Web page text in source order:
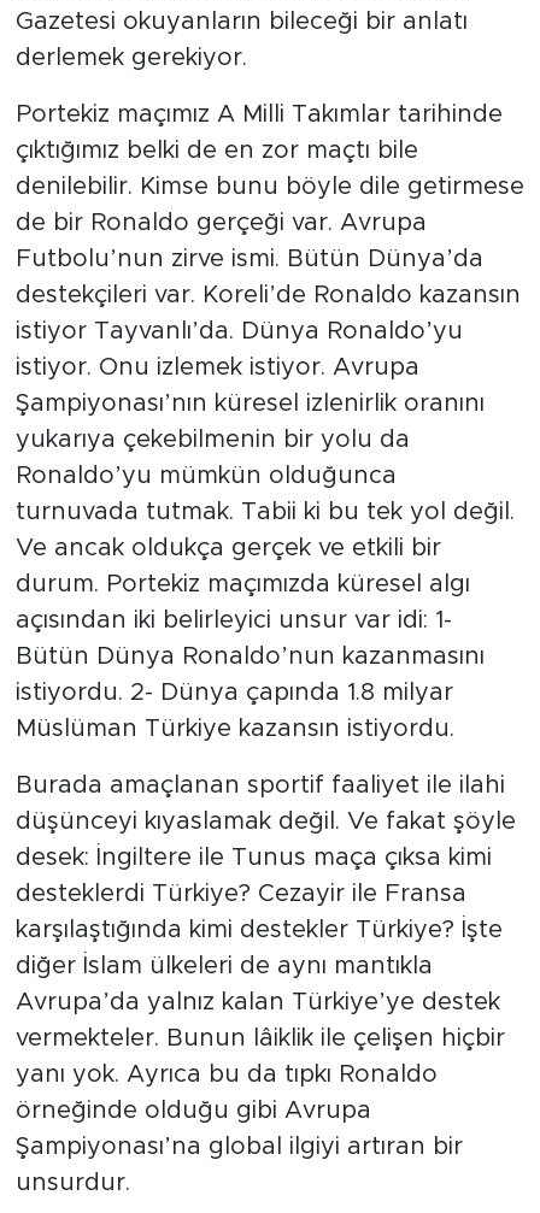
Gazetesi okuyanların bileceği bir anlatı
derlemek gerekiyor.
Portekiz maçımız A Milli Takımlar tarihinde
çıktığımız belki de en zor maçtı bile
denilebilir. Kimse bunu böyle dile getirmese
de bir Ronaldo gerçeği var. Avrupa
Futbolu’nun zirve ismi. Bütün Dünya’da
destekçileri var. Koreli’de Ronaldo kazansın
istiyor Tayvanlı’da. Dünya Ronaldo’yu
istiyor. Onu izlemek istiyor. Avrupa
Şampiyonası’nın küresel izlenirlik oranını
yukarıya çekebilmenin bir yolu da
Ronaldo’yu mümkün olduğunca
turnuvada tutmak. Tabii ki bu tek yol değil.
Ve ancak oldukça gerçek ve etkili bir
durum. Portekiz maçımızda küresel algı
açısından iki belirleyici unsur var idi: 1-
Bütün Dünya Ronaldo’nun kazanmasını
istiyordu. 2- Dünya çapında 1.8 milyar
Müslüman Türkiye kazansın istiyordu.
Burada amaçlanan sportif faaliyet ile ilahi
düşünceyi kıyaslamak değil. Ve fakat şöyle
desek: İngiltere ile Tunus maça çıksa kimi
desteklerdi Türkiye? Cezayir ile Fransa
karşılaştığında kimi destekler Türkiye? İşte
diğer İslam ülkeleri de aynı mantıkla
Avrupa’da yalnız kalan Türkiye’ye destek
vermekteler. Bunun lâiklik ile çelişen hiçbir
yanı yok. Ayrıca bu da tıpkı Ronaldo
örneğinde olduğu gibi Avrupa
Şampiyonası’na global ilgiyi artıran bir
unsurdur.